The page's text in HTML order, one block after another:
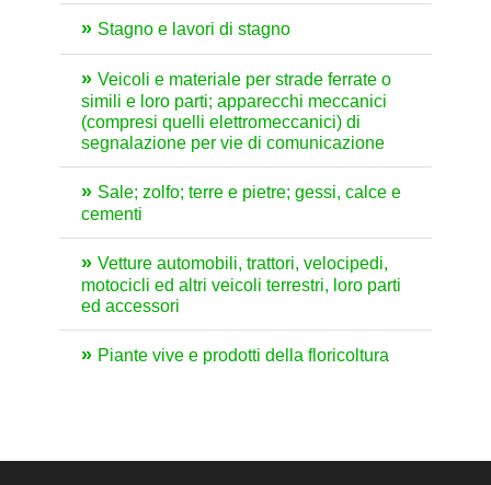
Stagno e lavori di stagno
Veicoli e materiale per strade ferrate o
simili e loro parti; apparecchi meccanici
(compresi quelli elettromeccanici) di
segnalazione per vie di comunicazione
Sale; zolfo; terre e pietre; gessi, calce e
cementi
Vetture automobili, trattori, velocipedi,
motocicli ed altri veicoli terrestri, loro parti
ed accessori
Piante vive e prodotti della floricoltura